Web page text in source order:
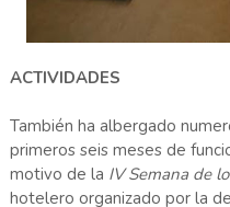
ACTIVIDADES
También ha albergado
primeros seis meses de
motivo de la IV Semana de
hotelero organizado por la